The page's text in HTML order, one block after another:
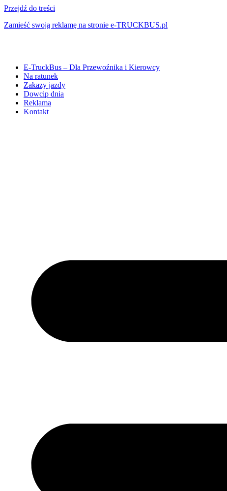
Przejdź do treści
Zamieść swoją reklamę na stronie e-TRUCKBUS.pl
E-TruckBus – Dla Przewoźnika i Kierowcy
Na ratunek
Zakazy jazdy
Dowcip dnia
Reklama
Kontakt